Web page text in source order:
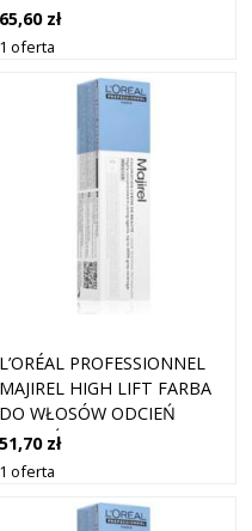
GŁĘBOKO OCZYSZCZAJĄCY
DO WŁOSÓW
ZNISZCZONYCH 100 ML
65,60 zł
1 oferta
L’ORÉAL PROFESSIONNEL
MAJIREL HIGH LIFT FARBA
DO WŁOSÓW ODCIEŃ
ODCIEŃ NEUTRAL 60 ML
51,70 zł
1 oferta